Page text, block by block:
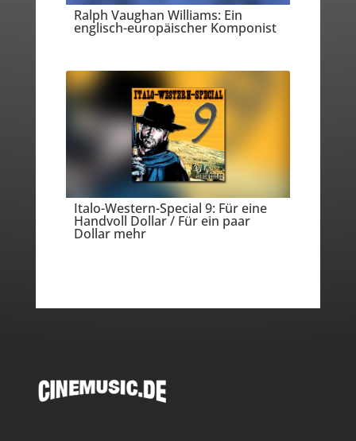
Ralph Vaughan Williams: Ein
englisch-europäischer Komponist
Italo-Western-Special 9: Für eine
Handvoll Dollar / Für ein paar
Dollar mehr